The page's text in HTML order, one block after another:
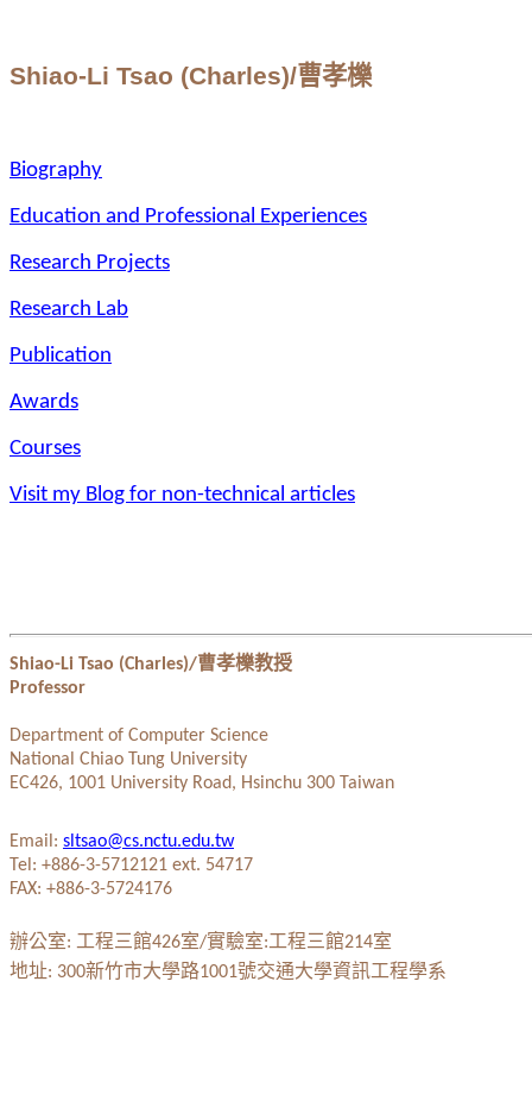
Shiao-Li Tsao (Charles)/曹孝櫟
Biography
Education and Professional Experiences
Research Projects
Research Lab
Publication
Awards
Courses
Visit my Blog for non-technical articles
Shiao-Li Tsao (Charles)/曹孝櫟教授
Professor
Department of Computer Science
National Chiao Tung University
EC426, 1001 University Road, Hsinchu 300 Taiwan
Email: sltsao@cs.nctu.edu.tw
Tel: +886-3-5712121 ext. 54717
FAX: +886-3-5724176
辦公室: 工程三館426室/實驗室:工程三館214室
地址: 300新竹市大學路1001號交通大學資訊工程學系